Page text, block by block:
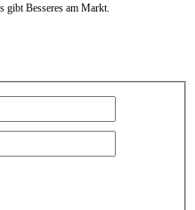
gibt Besseres am Markt.